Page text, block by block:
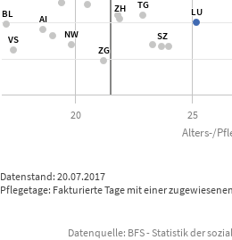
Datenstand: 20.07.2017
Pflegetage: Fakturierte Tage mit einer
Alters-/
ZH
ZH LU
LU
SZ
SZ
NW
NW
ZG
ZG
BL
BL
AI
AI
TG
TG
VS
VS
20 25
Datenquelle: BFS - Statistik der